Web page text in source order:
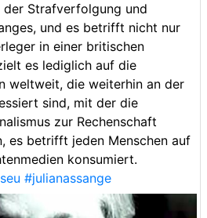
der Strafverfolgung und
und es betrifft nicht nur
in einer britischen
es lediglich auf die
weltweit, die weiterhin an der
sind, mit der die
zur Rechenschaft
es betrifft jeden Menschen auf
konsumiert.
#julianassange